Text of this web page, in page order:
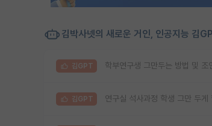
김박사넷의 새로운 거인, 인공지능 김
김GPT 학부연구생 그만두는 방법 및 조
김GPT 연구실 석사과정 학생 그만 두게